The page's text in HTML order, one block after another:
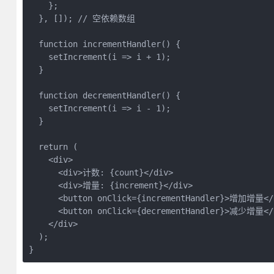
    };
  }, []); // 空依赖数组
  function incrementHandler() {
    setIncrement(i => i + 1);
  }
  function decrementHandler() {
    setIncrement(i => i - 1);
  }
  return (
    <div>
      <div>计数: {count}</div>
      <div>增量: {increment}</div>
<button onClick={incrementHandler}>增加增量
<button onClick={decrementHandler}>减少增量
    </div>
  );
}